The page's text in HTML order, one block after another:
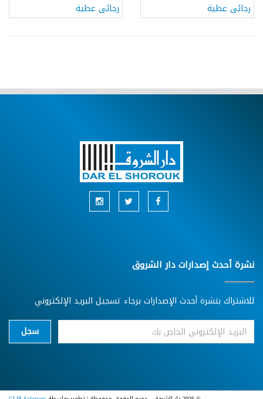
رجائى عطية
رجائى عطية
نشرة أحدث إصدارات دار الشروق
للاشتراك بنشرة أحدث الإصدارات برجاء تسجيل البريد الإلكتروني
سجل